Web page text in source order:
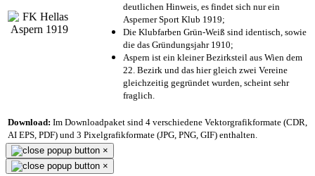
deutlichen Hinweis, es findet sich nur ein
Asperner Sport Klub 1919;
Die Klubfarben Grün-Weiß sind identisch, sowie
die das Gründungsjahr 1910;
Aspern ist ein kleiner Bezirksteil aus Wien dem
22. Bezirk und das hier gleich zwei Vereine
gleichzeitig gegründet wurden, scheint sehr
fraglich.
Download: Im Downloadpaket sind 4 verschiedene Vektorgrafikformate (CDR,
AI EPS, PDF) und 3 Pixelgrafikformate (JPG, PNG, GIF) enthalten.
×
×